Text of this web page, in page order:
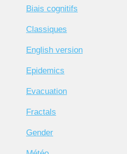
Biais cognitifs
Classiques
English version
Epidemics
Evacuation
Fractals
Gender